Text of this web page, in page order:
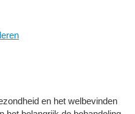
en het welbevinden